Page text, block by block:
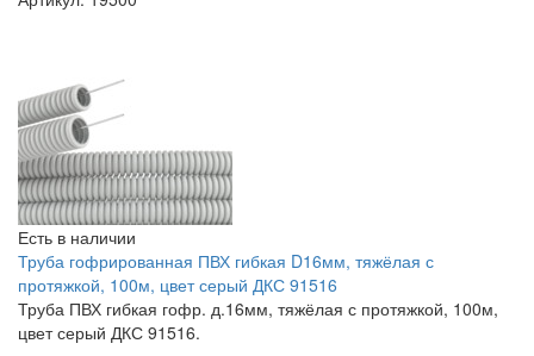
Есть в наличии
Труба гофрированная ПВХ гибкая D16мм, тяжёлая с
протяжкой, 100м, цвет серый ДКС 91516
Труба ПВХ гибкая гофр. д.16мм, тяжёлая с протяжкой, 100м,
цвет серый ДКС 91516.